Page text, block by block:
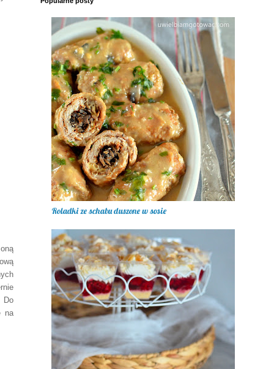
Do
na
Roladki ze schabu duszone w sosie